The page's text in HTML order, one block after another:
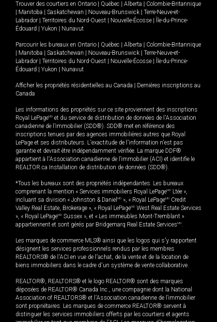
Trouver des courtiers en Ontario Québec Alberta
Colombie-Britannique
Manitoba Saskatchewan Nouveau-Brunswick
Terre-Neuve-et-
Labrador
Territoires du Nord-Ouest Nouvelle-Écosse
Île-du-Prince-
Édouard
Yukon Nunavut
Parcourir les bureaux en Ontario Québec Alberta
Colombie-Britannique
Manitoba Saskatchewan Nouveau-Brunswick
Terre-Neuve-et-
Labrador
Territoires du Nord-Ouest Nouvelle-Écosse
Île-du-Prince-
Édouard
Yukon Nunavut
Afficher les propriétés résidentielles au Canada
Dernières inscriptions au
Canada
Les informations des propriétés sur ce site proviennent des inscriptions
Royal LePageMD et du service de distribution de données de l'Association
canadienne de l’immobilier (SDD®). SDD® met en référence des
inscriptions tenues par des agences immobilières autres que Royal
LePage et ses distributeurs. L'exactitude de l'information n'est pas
garantie et devrait être indépendamment vérifiée. La marque DDF®
appartient à l'Association canadienne de l’immobilier (ACI) et identifie le
REALTOR.ca Installation de distribution de données (SDD®).
*Tous les bureaux sont des propriétés indépendantes. Les bureaux
comprenant la mention « Services immobiliers Royal LePageMD Ltée »,
incluant sa division « Johnston & Daniel MD », « Royal LePageMD Credit
Valley Real Estate, Brokerage », « Royal LePageMD West Real Estate Services
», « Royal LePageMD Sussex », et « Les immeubles Mont-Tremblant »
appartiennent et sont gérés par Bridgemarq Real Estate ServicesMD.
Les marques de commerce MLS® ainsi que les logos qui s'y rapportent
désignent les services professionnels rendus par les membres
REALTORS® de l'ACI en vue de l'achat, de la vente et de la location de
biens immobiliers dans le cadre d'un système de vente collaborative.
REALTOR®, REALTORS® et le logo REALTOR® sont des marques
déposées de REALTOR® Canada Inc., une compagnie dont la National
Association of REALTORS® et l'Association canadienne de l’immobilier
sont propriétaires. Les marques de commerce REALTOR® servent à
distinguer les services immobiliers offerts par les courtiers et agents